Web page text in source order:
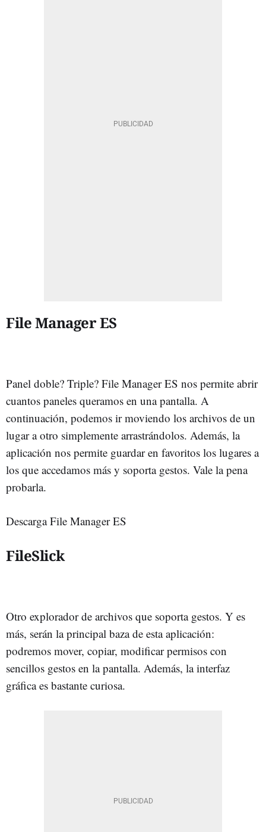
File Manager ES
Panel doble? Triple? File Manager ES nos permite abrir
cuantos paneles queramos en una pantalla. A
continuación, podemos ir moviendo los archivos de un
lugar a otro simplemente arrastrándolos. Además, la
aplicación nos permite guardar en favoritos los lugares a
los que accedamos más y soporta gestos. Vale la pena
probarla.
Descarga File Manager ES
FileSlick
Otro explorador de archivos que soporta gestos. Y es
más, serán la principal baza de esta aplicación:
podremos mover, copiar, modificar permisos con
sencillos gestos en la pantalla. Además, la interfaz
gráfica es bastante curiosa.